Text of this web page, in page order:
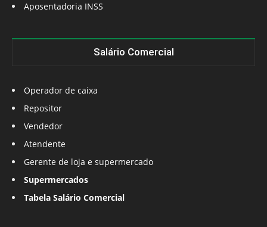
Aposentadoria INSS
Salário Comercial
Operador de caixa
Repositor
Vendedor
Atendente
Gerente de loja e supermercado
Supermercados
Tabela Salário Comercial